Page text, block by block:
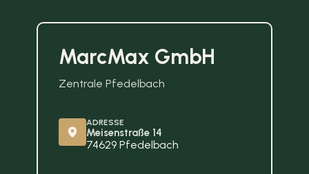
MarcMax GmbH
Zentrale Pfedelbach
ADRESSE
Meisenstraße 14
74629 Pfedelbach